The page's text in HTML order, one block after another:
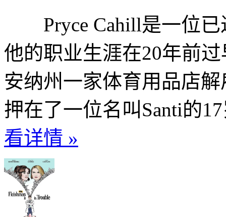
Pryce Cahill是一位已
他的职业生涯在20年前
安纳州一家体育用品店
押在了一位名叫Santi的
看详情 »